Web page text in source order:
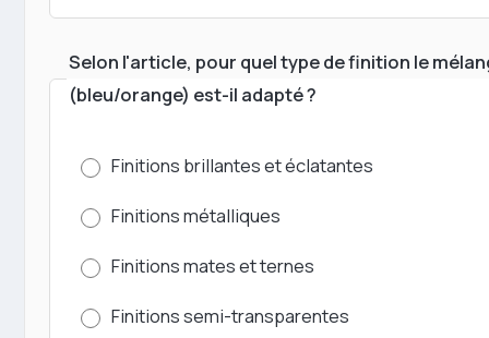
Selon l'article, pour quel type de finition le
(bleu/orange) est-il adapté ?
Finitions brillantes et éclatantes
Finitions métalliques
Finitions mates et ternes
Finitions semi-transparentes